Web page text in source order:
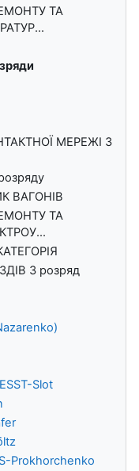
ТА
МЕРЕЖІ 3
ВАГОНІВ
ТА
3 розряд
Slot
Prokhorchenko